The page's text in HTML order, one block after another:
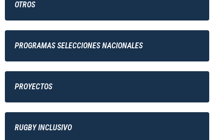
OTROS
PROGRAMAS SELECCIONES NACIONALES
PROYECTOS
RUGBY INCLUSIVO